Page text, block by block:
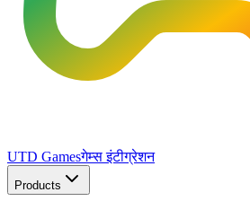
UTD Gamesगेम्स इंटीग्रेशन
Products